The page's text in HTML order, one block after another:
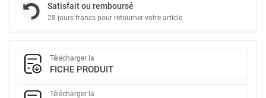
Satisfait ou remboursé
28 jours francs pour retourner votre article
Télécharger la
FICHE PRODUIT
Télécharger la